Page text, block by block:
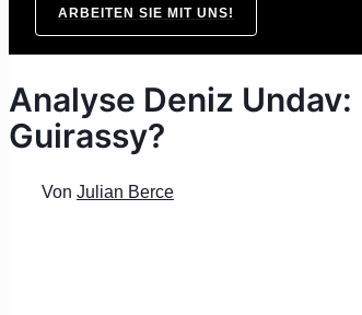
ARBEITEN SIE MIT UNS!
Analyse Deniz
Guirassy?
Von Julian Berce